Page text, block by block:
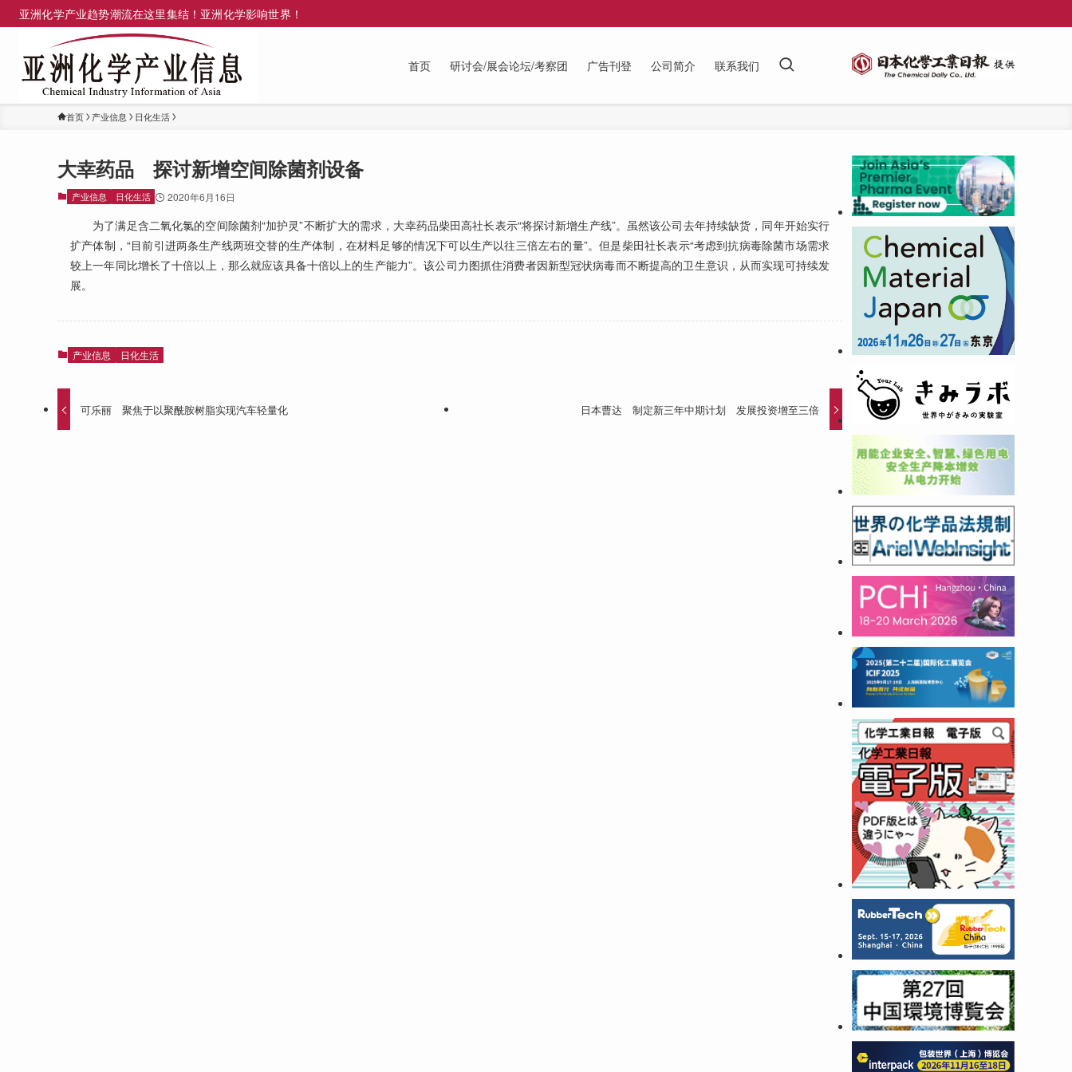
亚洲化学产业趋势潮流在这里集结！亚洲化学影响世界！
首页 研讨会/展会论坛/考察团 广告刊登 公司简介 联系我们
首页 产业信息 日化生活
大幸药品 探讨新增空间除菌剂设备
产业信息 日化生活 2020年6月16日
为了满足含二氧化氯的空间除菌剂“加护灵”不断扩大的需求，大幸药品柴田高社长表示“将探讨新增生产线”。虽然该公司去年持续缺货，同年开始实行
扩产体制，“目前引进两条生产线两班交替的生产体制，在材料足够的情况下可以生产以往三倍左右的量”。但是柴田社长表示“考虑到抗病毒除菌市场需求
较上一年同比增长了十倍以上，那么就应该具备十倍以上的生产能力”。该公司力图抓住消费者因新型冠状病毒而不断提高的卫生意识，从而实现可持续发
展。
产业信息 日化生活
可乐丽 聚焦于以聚酰胺树脂实现汽车轻量化 日本曹达 制定新三年中期计划 发展投资增至三倍